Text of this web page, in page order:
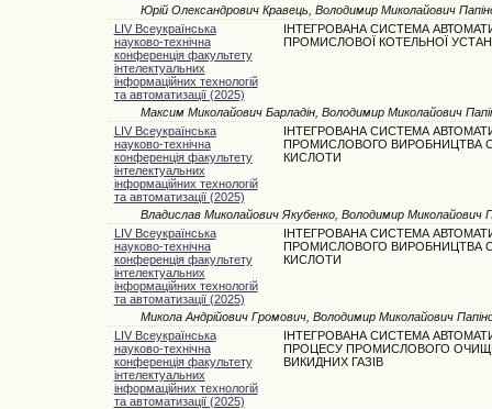
Юрій Олександрович Кравець, Володимир Миколайович
LIV Всеукраїнська
науково-технічна
конференція факультету
інтелектуальних
інформаційних технологій
та автоматизації (2025)
ІНТЕГРОВАНА СИСТЕМА
ПРОМИСЛОВОЇ КОТЕЛЬНОЇ
Максим Миколайович Барладін, Володимир Миколайович
LIV Всеукраїнська
науково-технічна
конференція факультету
інтелектуальних
інформаційних технологій
та автоматизації (2025)
ІНТЕГРОВАНА СИСТЕМА
ПРОМИСЛОВОГО ВИРОБНИЦТВА
КИСЛОТИ
Владислав Миколайович Якубенко, Володимир Миколайович
LIV Всеукраїнська
науково-технічна
конференція факультету
інтелектуальних
інформаційних технологій
та автоматизації (2025)
ІНТЕГРОВАНА СИСТЕМА
ПРОМИСЛОВОГО ВИРОБНИЦТВА
КИСЛОТИ
Микола Андрійович Громович, Володимир Миколайович
LIV Всеукраїнська
науково-технічна
конференція факультету
інтелектуальних
інформаційних технологій
та автоматизації (2025)
ІНТЕГРОВАНА СИСТЕМА
ПРОЦЕСУ ПРОМИСЛОВОГО
ВИКИДНИХ ГАЗІВ